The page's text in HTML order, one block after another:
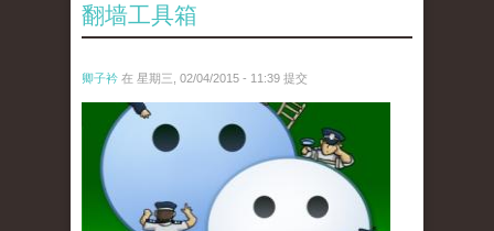
翻墙工具箱
卿子衿 在 星期三, 02/04/2015 - 11:39 提交
untitled.jpg